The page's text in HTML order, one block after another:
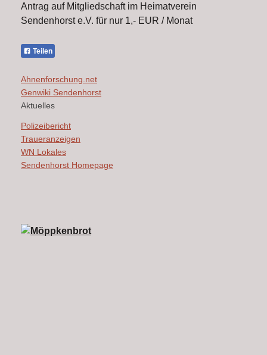
Antrag auf Mitgliedschaft im Heimatverein
Sendenhorst e.V. für nur 1,- EUR / Monat
Teilen
Ahnenforschung.net
Genwiki Sendenhorst
Aktuelles
Polizeibericht
Traueranzeigen
WN Lokales
Sendenhorst Homepage